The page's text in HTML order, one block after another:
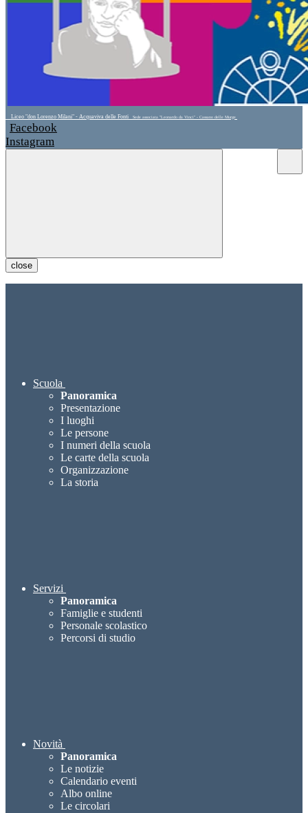
Liceo "don Lorenzo Milani" - Acquaviva delle Fonti Sede associata "Leonardo da Vinci" - Cassano delle Murge
Facebook
Instagram
close
Scuola
Panoramica
Presentazione
I luoghi
Le persone
I numeri della scuola
Le carte della scuola
Organizzazione
La storia
Servizi
Panoramica
Famiglie e studenti
Personale scolastico
Percorsi di studio
Novità
Panoramica
Le notizie
Calendario eventi
Albo online
Le circolari